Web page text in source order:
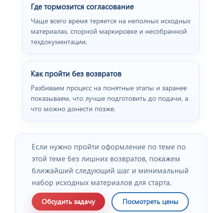
Где тормозится согласование
Чаще всего время теряется на неполных исходных
материалах, спорной маркировке и несобранной
техдокументации.
Как пройти без возвратов
Разбиваем процесс на понятные этапы и заранее
показываем, что лучше подготовить до подачи, а
что можно донести позже.
Если нужно пройти оформление по теме по
этой теме без лишних возвратов, покажем
ближайший следующий шаг и минимальный
набор исходных материалов для старта.
Обсудить задачу Посмотреть цены